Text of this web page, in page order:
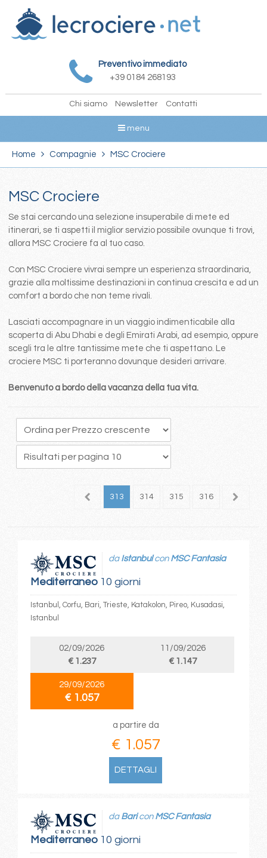
Preventivo immediato
+39 0184 268193
Chi siamo Newsletter Contatti
menu
Home Compagnie MSC Crociere
MSC Crociere
Se stai cercando una selezione insuperabile di mete ed
itinerari, se ti aspetti il miglior servizio possibile ovunque ti trovi,
allora MSC Crociere fa al tuo caso.
Con MSC Crociere vivrai sempre un esperienza straordinaria,
grazie alla moltissime destinazioni in continua crescita e ad un
comfort a bordo che non teme rivali.
Lasciati accompagnare in un viaggio indimenticabile alla
scoperta di Abu Dhabi e degli Emirati Arabi, ad esempio, oppure
scegli tra le altre tantissime mete che ti aspettano. Le
crociere MSC ti porteranno dovunque desideri arrivare.
Benvenuto a bordo della vacanza della tua vita.
312 313 314 315 316 317
Mediterraneo10 giorni
da Istanbulcon MSC Fantasia
Istanbul, Corfu, Bari, Trieste, Katakolon, Pireo, Kusadasi,
Istanbul
02/09/2026
€ 1.237
11/09/2026
€ 1.147
29/09/2026
€ 1.057
a partire da
€ 1.057
DETTAGLI
Mediterraneo10 giorni
da Baricon MSC Fantasia